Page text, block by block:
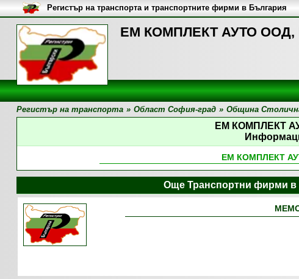
ЕМ КОМПЛЕКТ АУТО ООД,
Регистър на транспорта и транспортните фирми в България
Регистър на транспорта » Област София-град » Община
ЕМ КОМПЛЕКТ
ЕМ КОМПЛЕКТ
Още Транспортни фирми